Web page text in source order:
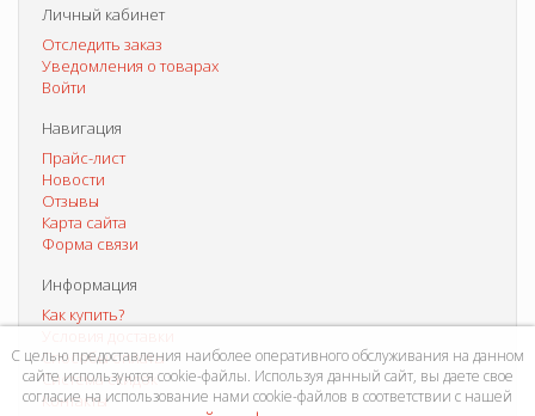
Личный кабинет
Отследить заказ
Уведомления о товарах
Войти
Навигация
Прайс-лист
Новости
Отзывы
Карта сайта
Форма связи
Информация
Как купить?
Способы оплаты
Система скидок
Контакты
С целью предоставления наиболее оперативного обслуживания на данном
сайте используются cookie-файлы. Используя данный сайт, вы даете свое
согласие на использование нами cookie-файлов в соответствии с нашей